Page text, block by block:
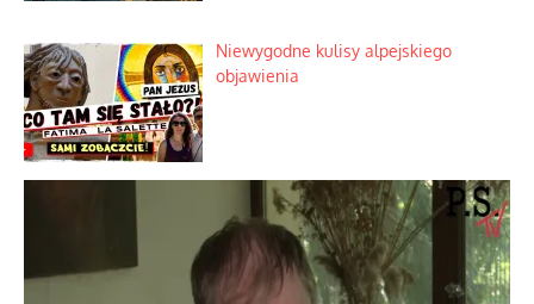
Niewygodne kulisy alpejskiego
objawienia